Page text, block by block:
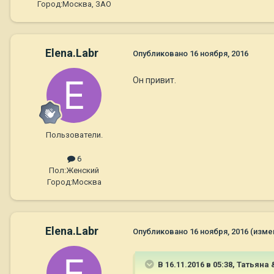
Город:Москва, ЗАО
Elena.Labr
Пользователи.
6
Пол:Женский
Город:Москва
Опубликовано 16 ноября, 2016
Он привит.
Elena.Labr Опубликовано 16 ноября, 2016
В 16.11.2016 в 05:38, Татьяна